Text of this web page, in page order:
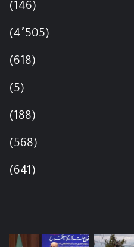
(146)
(4٬505)
(618)
(5)
(188)
(568)
(641)